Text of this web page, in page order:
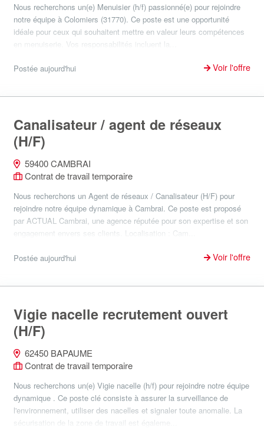
Nous recherchons un(e) Menuisier (h/f) passionné(e) pour rejoindre
notre équipe à Colomiers (31770). Ce poste est une opportunité
idéale pour ceux qui souhaitent mettre en valeur leurs compétences
en menuiserie. Vos responsabilités incluent la...
Postée aujourd'hui Voir l'offre
Canalisateur / agent de réseaux
(H/F)
59400 CAMBRAI
Contrat de travail temporaire
Nous recherchons un Agent de réseaux / Canalisateur (H/F) pour
rejoindre notre équipe dynamique à Cambrai. Ce poste est proposé
par ACTUAL Cambrai, une agence réputée pour son expertise et son
engagement envers ses clients. Localisation : Cam...
Postée aujourd'hui Voir l'offre
Vigie nacelle recrutement ouvert
(H/F)
62450 BAPAUME
Contrat de travail temporaire
Nous recherchons un(e) Vigie nacelle (h/f) pour rejoindre notre équipe
dynamique . Ce poste clé consiste à assurer la surveillance de
l'environnement, utiliser des nacelles et signaler toute anomalie. La
sécurisation de la zone de travail est égaleme...